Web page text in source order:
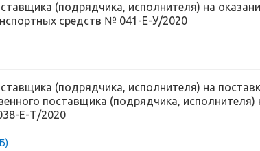
(подрядчика, исполнителя) на
средств № 041-Е-У/2020
(подрядчика, исполнителя) на
поставщика (подрядчика, исполнителя)
Е-Т/2020